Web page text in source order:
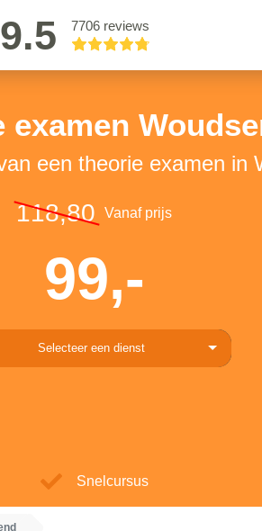
9.5 7706 reviews
examen
een theorie examen in
118,80 Vanaf prijs
99,-
Selecteer een dienst
Snelcursus